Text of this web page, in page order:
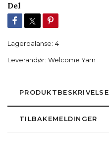
Del
Lagerbalanse: 4
Leverandør: Welcome Yarn
PRODUKTBESKRIVELSE
TILBAKEMELDINGER